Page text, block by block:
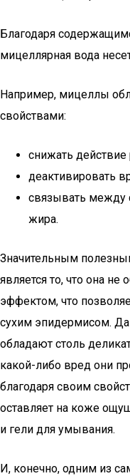
Благодаря
мицеллярная вода
Например, мицеллы
свойствами:
снижать
деактивировать
связывать между
жира.
Значительным
является то, что она
эффектом, что
сухим эпидермисом.
обладают столь
какой-либо вред они
благодаря своим
оставляет на коже
и гели для умывания.
И, конечно, одним из